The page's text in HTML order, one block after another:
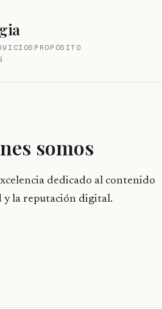
PROPÓSITO
somos
dedicado al contenido
y la reputación digital.